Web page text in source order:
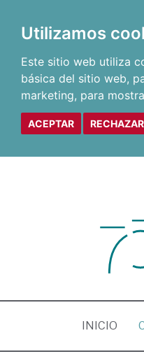
Utilizamos
Este sitio web utiliza
básica del sitio web,
marketing, para
ACEPTAR RECHAZAR
INICIO